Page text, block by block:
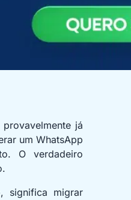
já
um WhatsApp
O verdadeiro
significa migrar